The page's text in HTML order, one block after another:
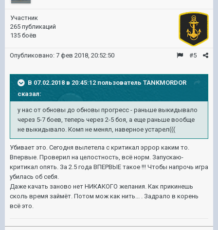
Участник
265 публикаций
135 боёв
#5
Опубликовано: 7 фев 2018, 20:52:50
В 07.02.2018 в 20:45:12 пользователь TANKMORDOR
сказал:
у нас от обновы до обновы прогресс - раньше выкидывало
через 5-7 боев, теперь через 2-5 боя, а еще раньше вообще
не выкидывало. Комп не менял, наверное устарел(((
Убивает это. Сегодня вылетела с критикал эррор каким то.
Впервые. Проверил на целостность, всё норм. Запускаю-
критикал опять. За 2.5 года ВПЕРВЫЕ такое !!! Чтобы напрочь игра
убилась об себя.
Даже качать заново нет НИКАКОГО желания. Как прикинешь
сколь время займёт. Потом мож как нить... . Задрало в корень
всё это.